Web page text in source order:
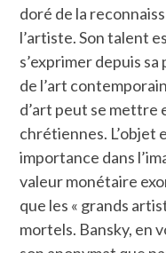
doré de la
l’artiste. Son talent
s’exprimer depuis
de l’art
d’art peut se mettre
chrétiennes. L’objet
importance dans
valeur monétaire
que les « grands
mortels. Bansky, en